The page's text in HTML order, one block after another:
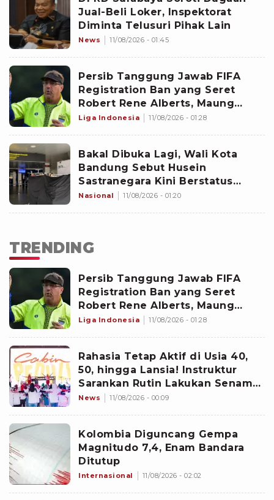
Jual-Beli Loker, Inspektorat
Diminta Telusuri Pihak Lain
News 11/08/2026 - 01:45
Persib Tanggung Jawab FIFA
Registration Ban yang Seret
Robert Rene Alberts, Maung
Bandung Selesaikan Bursa
Liga Indonesia 11/08/2026 - 01:28
Bakal Dibuka Lagi, Wali Kota
Bandung Sebut Husein
Sastranegara Kini Berstatus
Bandar Udara Internasional
Nasional 11/08/2026 - 01:20
TRENDING
Persib Tanggung Jawab FIFA
Registration Ban yang Seret
Robert Rene Alberts, Maung
Bandung Selesaikan Bursa
Liga Indonesia 11/08/2026 - 01:28
Rahasia Tetap Aktif di Usia 40,
50, hingga Lansia! Instruktur
Sarankan Rutin Lakukan Senam
Ini
News 11/08/2026 - 00:09
Kolombia Diguncang Gempa
Magnitudo 7,4, Enam Bandara
Ditutup
Internasional 11/08/2026 - 02:02